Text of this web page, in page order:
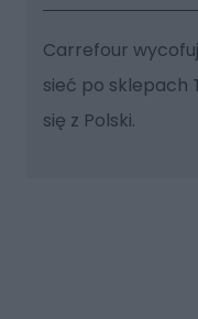
Carrefour
sieć po sklepach
się z Polski.